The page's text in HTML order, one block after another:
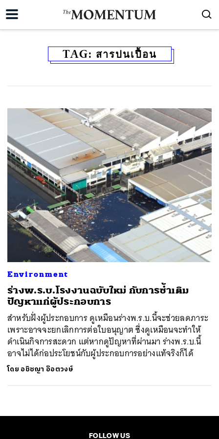
TAG: สารปนเปื้อน
Environment
ร่างพ.ร.บ.โรงงานฉบับใหม่ กับการซ้ำเติม
ปัญหาแก่ผู้ประกอบการ
สำหรับฝั่งผู้ประกอบการ ดูเหมือนร่างพ.ร.บ.นี้จะช่วยลดภาระ
เพราะอาจจะยกเลิกการต่อใบอนุญาต ซึ่งดูเหมือนจะทำให้
ดำเนินกิจการสะดวก แต่หากดูปัญหาที่ผ่านมา ร่างพ.ร.บ.นี้
อาจไม่ได้ก่อประโยชน์กับผู้ประกอบการอย่างแท้จริงก็ได้
โดย อชิชญา อ๊อตวงษ์
FOLLOW US
ค้นหา
SHARE TWEET LINE EMAIL